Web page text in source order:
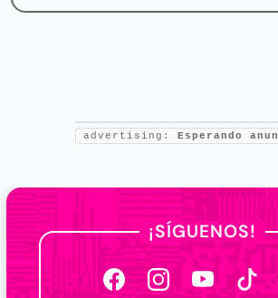
advertising: Esperando
¡SÍGUENOS!